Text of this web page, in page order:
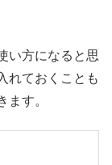
い方になると思
れておくことも
ます。